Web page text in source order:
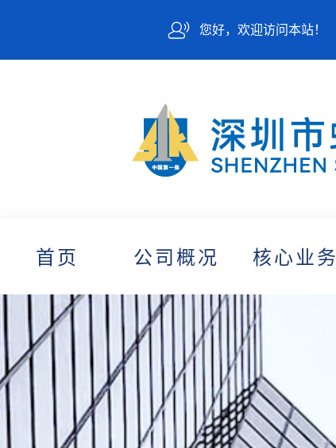
您好，欢迎访问本站！
首页(current)公司概况 核心业务